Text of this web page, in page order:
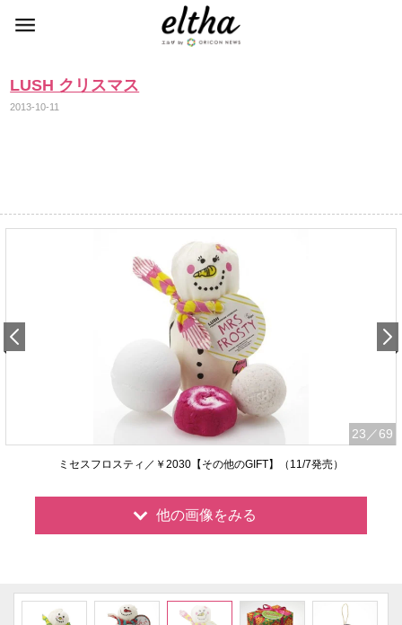
LUSH クリスマス
2013-10-11
23 ／69
ミセスフロスティ／￥2030【その他のGIFT】（11/7発売）
他の画像をみる